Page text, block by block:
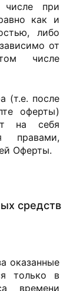
при
как и
либо
от
числе
(т.е. после
оферты)
на себя
правами,
Оферты.
средств
оказанные
только в
времени